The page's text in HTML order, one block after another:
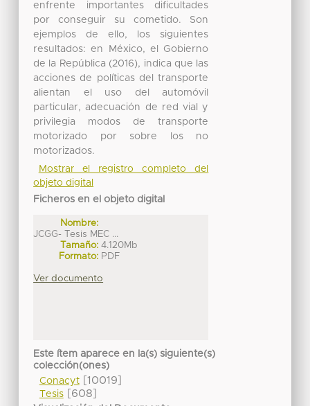
enfrente importantes dificultades
por conseguir su cometido. Son
ejemplos de ello, los siguientes
resultados: en México, el Gobierno
de la República (2016), indica que las
acciones de políticas del transporte
alientan el uso del automóvil
particular, adecuación de red vial y
privilegia modos de transporte
motorizado por sobre los no
motorizados.
Mostrar el registro completo del
objeto digital
Ficheros en el objeto digital
Nombre:
JCGG- Tesis MEC ...
Tamaño: 4.120Mb
Formato: PDF
Ver documento
Este ítem aparece en la(s) siguiente(s)
colección(ones)
Conacyt[10019]
Tesis[608]